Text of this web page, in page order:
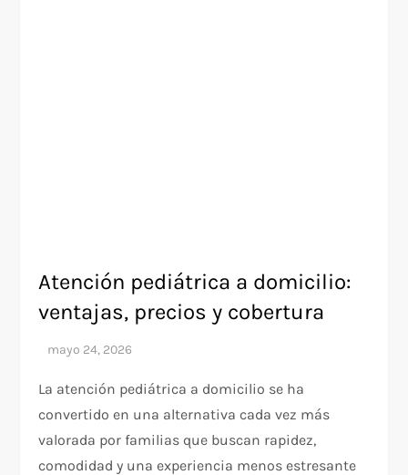
Atención pediátrica a domicilio:
ventajas, precios y cobertura
La atención pediátrica a domicilio se ha
convertido en una alternativa cada vez más
valorada por familias que buscan rapidez,
comodidad y una experiencia menos estresante